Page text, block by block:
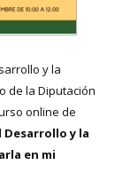
y la
de la Diputación
online de
Desarrollo y la
en mi